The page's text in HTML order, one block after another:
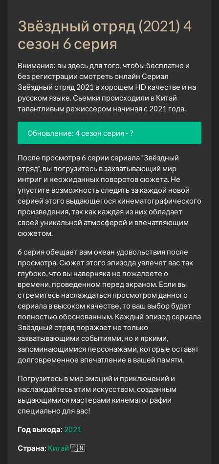
Звёздный отряд (2021) 4
сезон 6 серия
Внимание: вы здесь для того, чтобы бесплатно и
без регистрации смотреть онлайн Сериал
Звёздный отряд 2021 в хорошем HD качестве и на
русском языке. Сьемки происходили в Китай
талантливым режиссером начиная с 2021 года.
Обновление: 4 сезон серия - ?
После просмотра 6 серии сериала "Звёздный
отряд", вы погрузитесь в захватывающий мир
интриг и неожиданных поворотов сюжета. Не
упустите возможность следить за каждой новой
серией этого выдающегося кинематографического
произведения, так как каждая из них обладает
своей уникальной атмосферой и впечатляющим
сюжетом.
6 серия обещает вам океан удовольствия после
просмотра. Сюжет этого эпизода увлечет вас так
глубоко, что вы наверняка не пожалеете о
времени, проведенном перед экраном. Если вы
стремитесь наслаждаться просмотром данного
сериала в высоком качестве, то ваш выбор будет
полностью обоснованным. Каждый эпизод сериала
Звёздный отряд поражает не только
захватывающими событиями, но и яркими,
запоминающимися персонажами, которые оставят
долговременное впечатление в вашей памяти.
Погрузитесь в мир эмоций и приключений и
наслаждайтесь этим искусством, созданным
выдающимися мастерами кинематографии
специально для вас!
Год выхода: 2021
Страна: Китай 🇨🇳